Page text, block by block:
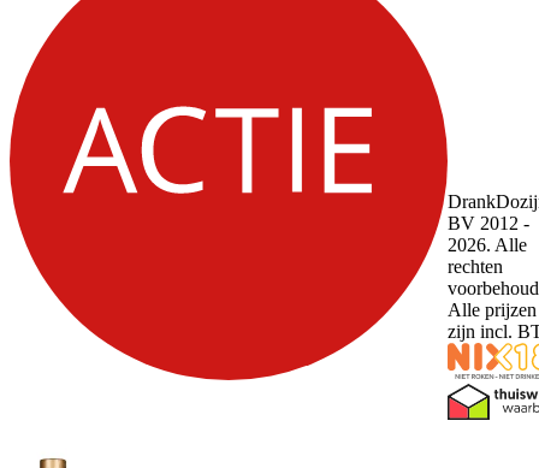
BV 2012 -
2026. Alle
rechten
Alle prijzen
zijn incl.